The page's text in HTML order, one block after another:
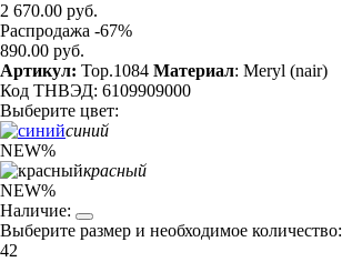
2 670.00 руб.
Распродажа -67%
890.00 руб.
Артикул: Top.1084 Материал: Meryl (nair)
Код ТНВЭД: 6109909000
Выберите цвет:
синий
NEW%
красный
NEW%
Наличие:
Выберите размер и необходимое количество:
42